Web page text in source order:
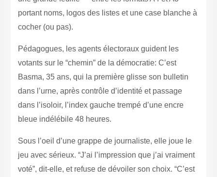
portant noms, logos des listes et une case blanche à
cocher (ou pas).
Pédagogues, les agents électoraux guident les
votants sur le “chemin” de la démocratie: C’est
Basma, 35 ans, qui la première glisse son bulletin
dans l’urne, après contrôle d’identité et passage
dans l’isoloir, l’index gauche trempé d’une encre
bleue indélébile 48 heures.
Sous l’oeil d’une grappe de journaliste, elle joue le
jeu avec sérieux. “J’ai l’impression que j’ai vraiment
voté”, dit-elle, et refuse de dévoiler son choix. “C’est